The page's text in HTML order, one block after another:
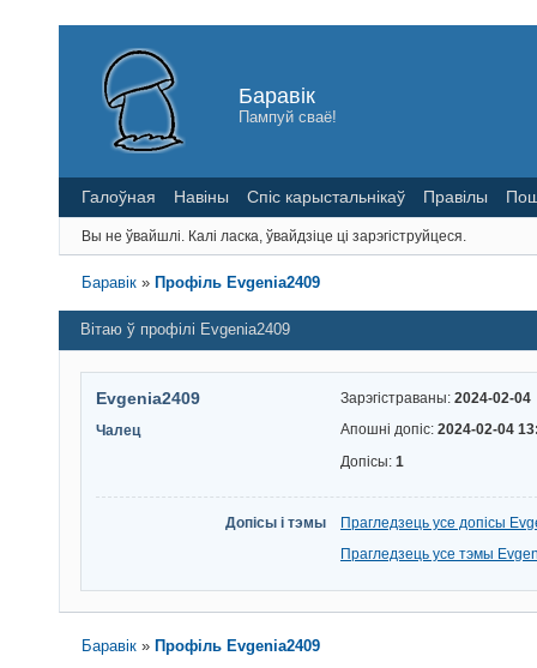
Баравік
Пампуй сваё!
Галоўная Навіны Спіс карыстальнікаў Правілы
Вы не ўвайшлі. Калі ласка, ўвайдзіце ці зарэгіструйцеся.
Баравік » Профіль Evgenia2409
Вітаю ў профілі Evgenia2409
Evgenia2409
Чалец
Зарэгістраваны: 2024-02-04
Апошні допіс: 2024-02-04
Допісы: 1
Допісы і тэмы
Прагледзець усе допісы
Прагледзець усе тэмы
Баравік » Профіль Evgenia2409